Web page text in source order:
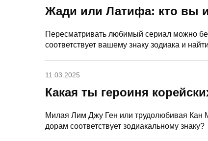
Жади или Латифа: кто вы
Пересматривать любимый сериал можно
соответствует вашему знаку зодиака и
11.03.2025
Какая ты героиня
Милая Лим Джу Ген или трудолюбивая Кан
дорам соответствует зодиакальному знаку?